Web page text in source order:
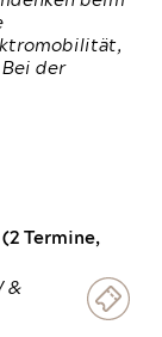
der
Termine,
&